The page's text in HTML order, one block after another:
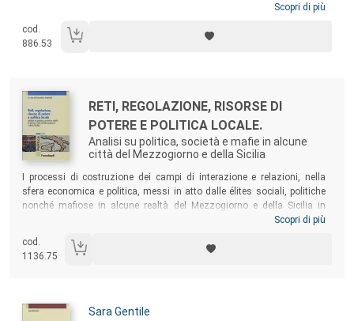
religiose presenti nei circoli culturali, per la verità sempre più soffocate
dell’opera, individuando messaggi celati, che consentono di superare
l’immagine superficiale attribuitale.
Scopri di più
cod.
886.53
Autori:
Titolo:
RETI, REGOLAZIONE, RISORSE DI
POTERE E POLITICA LOCALE.
Analisi su politica, società e mafie in alcune
città del Mezzogiorno e della Sicilia
Sommario:
I processi di costruzione dei campi di interazione e relazioni, nella
sfera economica e politica, messi in atto dalle élites sociali, politiche
nonché mafiose in alcune realtà del Mezzogiorno e della Sicilia in
particolare: emerge la capacità di tali attori nell’esercitare la
potere a livello locale, anche al fine di collocarsi strategicamente
rispetto ai processi di regolazione sul piano nazionale e globale.
Scopri di più
cod.
1136.75
Autori:
Sara Gentile